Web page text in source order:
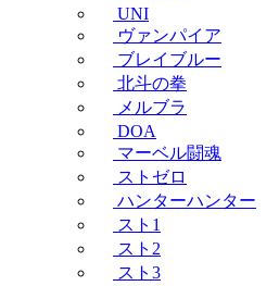
UNI
ヴァンパイア
ブレイブルー
北斗の拳
メルブラ
DOA
マーベル闘魂
ストゼロ
ハンターハンター
スト1
スト2
スト3